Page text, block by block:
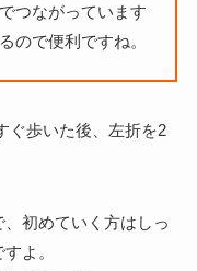
つながっています
ので便利 ですね。
ぐ歩いた後、左折を2
初めていく方はしっ
よ。